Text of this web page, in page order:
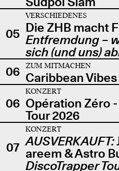
05
VERSCHIEDENES
Die ZHB macht
Entfremdung –
sich (und uns)
06
ZUM MITMACHEN
Caribbean Vibes
06
KONZERT
Opération Zéro
Tour 2026
07
KONZERT
AUSVERKAUFT:
areem & Astro
DiscoTrapper